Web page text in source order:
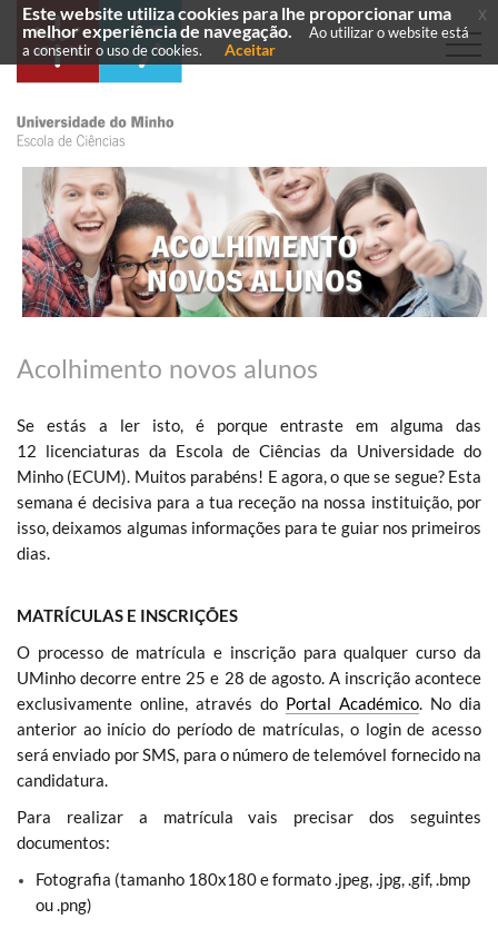
Acolhimento novos alunos
Se estás a ler isto, é porque entraste em alguma das
12 licenciaturas da Escola de Ciências da Universidade do
Minho (ECUM). Muitos parabéns! E agora, o que se segue? Esta
semana é decisiva para a tua receção na nossa instituição, por
isso, deixamos algumas informações para te guiar nos primeiros
dias.
MATRÍCULAS E INSCRIÇÕES
O processo de matrícula e inscrição para qualquer curso da
UMinho decorre entre 25 e 28 de agosto. A inscrição acontece
exclusivamente online, através do Portal Académico. No dia
anterior ao início do período de matrículas, o login de acesso
será enviado por SMS, para o número de telemóvel fornecido na
candidatura.
Para realizar a matrícula vais precisar dos seguintes
documentos:
Fotografia (tamanho 180x180 e formato .jpeg, .jpg, .gif, .bmp
ou .png)
Este website utiliza cookies para lhe proporcionar uma
melhor experiência de navegação.
Ao utilizar o website está
a consentir o uso de cookies.
Aceitar
x